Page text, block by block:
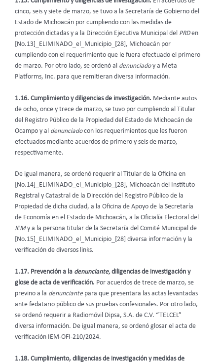
cinco, seis y siete de marzo, se tuvo a la Secretaría de Gobierno del
Estado de Michoacán por cumpliendo con las medidas de
protección dictadas y a la Dirección Ejecutiva Municipal del PRDen
[No.13]_ELIMINADO_el_Municipio_[28], Michoacán por
cumpliendo con el requerimiento que le fuera efectuado el primero
de marzo. Por otro lado, se ordenó al denunciadoy a Meta
Platforms, Inc. para que remitieran diversa información.
1.16. Cumplimiento y diligencias de investigación. Mediante autos
de ocho, once y trece de marzo, se tuvo por cumpliendo al Titular
del Registro Público de la Propiedad del Estado de Michoacán de
Ocampo y al denunciadocon los requerimientos que les fueron
efectuados mediante acuerdos de primero y seis de marzo,
respectivamente.
De igual manera, se ordenó requerir al Titular de la Oficina en
[No.14]_ELIMINADO_el_Municipio_[28], Michoacán del Instituto
Registral y Catastral de la Dirección del Registro Público de la
Propiedad de dicha ciudad, a la Oficina de Apoyo de la Secretaría
de Economía en el Estado de Michoacán, a la Oficialía Electoral del
IEMy a la persona titular de la Secretaría del Comité Municipal de
[No.15]_ELIMINADO_el_Municipio_[28] diversa información y la
verificación de diversos links.
1.17. Prevención a la denunciante,diligencias de investigación y
glose de acta de verificación. Por acuerdos de trece de marzo, se
previno a la denunciante para que presentara las actas levantadas
ante fedatario público de sus pruebas confesionales. Por otro lado,
se ordenó requerir a Radiomóvil Dipsa, S.A. de C.V. “TELCEL”
diversa información. De igual manera, se ordenó glosar el acta de
verificación IEM-OFI-210/2024.
1.18. Cumplimiento, diligencias de investigación y medidas de